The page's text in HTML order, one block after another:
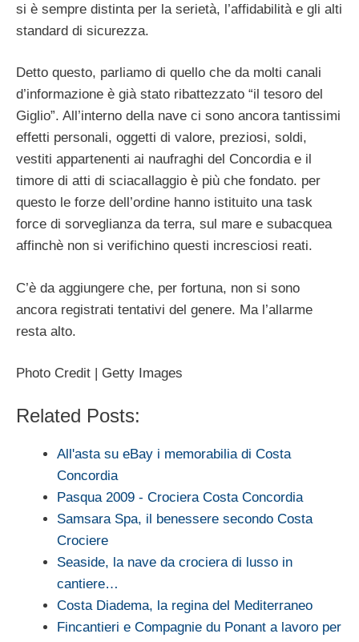
si è sempre distinta per la serietà, l’affidabilità e gli alti
standard di sicurezza.
Detto questo, parliamo di quello che da molti canali
d’informazione è già stato ribattezzato “il tesoro del
Giglio”. All’interno della nave ci sono ancora tantissimi
effetti personali, oggetti di valore, preziosi, soldi,
vestiti appartenenti ai naufraghi del Concordia e il
timore di atti di sciacallaggio è più che fondato. per
questo le forze dell’ordine hanno istituito una task
force di sorveglianza da terra, sul mare e subacquea
affinchè non si verifichino questi incresciosi reati.
C’è da aggiungere che, per fortuna, non si sono
ancora registrati tentativi del genere. Ma l’allarme
resta alto.
Photo Credit | Getty Images
Related Posts:
All'asta su eBay i memorabilia di Costa
Concordia
Pasqua 2009 - Crociera Costa Concordia
Samsara Spa, il benessere secondo Costa
Crociere
Seaside, la nave da crociera di lusso in
cantiere…
Costa Diadema, la regina del Mediterraneo
Fincantieri e Compagnie du Ponant a lavoro per